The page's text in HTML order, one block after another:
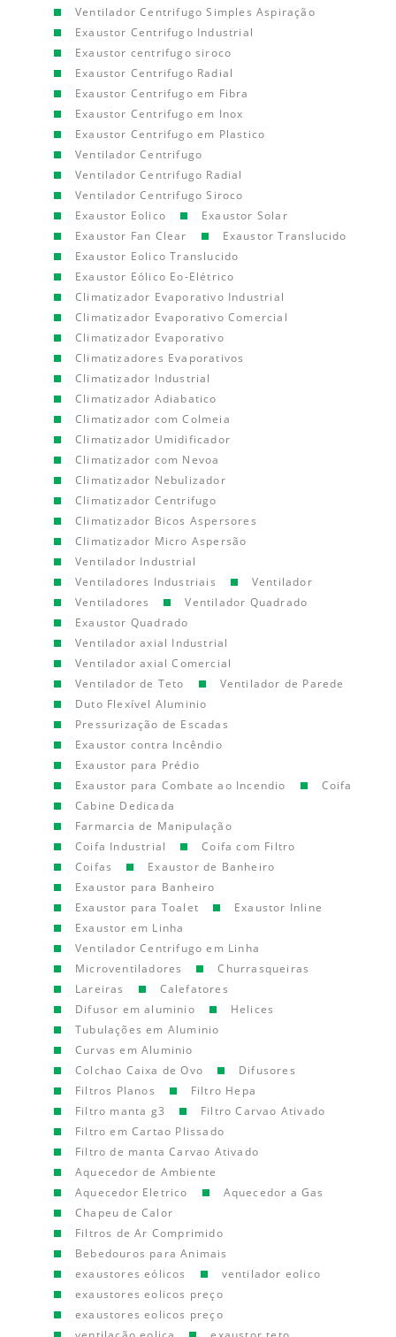
Ventilador Centrifugo Simples Aspiração
Exaustor Centrifugo Industrial
Exaustor centrifugo siroco
Exaustor Centrifugo Radial
Exaustor Centrifugo em Fibra
Exaustor Centrifugo em Inox
Exaustor Centrifugo em Plastico
Ventilador Centrifugo
Ventilador Centrifugo Radial
Ventilador Centrifugo Siroco
Exaustor Eolico
Exaustor Solar
Exaustor Fan Clear
Exaustor Translucido
Exaustor Eolico Translucido
Exaustor Eólico Eo-Elétrico
Climatizador Evaporativo Industrial
Climatizador Evaporativo Comercial
Climatizador Evaporativo
Climatizadores Evaporativos
Climatizador Industrial
Climatizador Adiabatico
Climatizador com Colmeia
Climatizador Umidificador
Climatizador com Nevoa
Climatizador Nebulizador
Climatizador Centrifugo
Climatizador Bicos Aspersores
Climatizador Micro Aspersão
Ventilador Industrial
Ventiladores Industriais
Ventilador
Ventiladores
Ventilador Quadrado
Exaustor Quadrado
Ventilador axial Industrial
Ventilador axial Comercial
Ventilador de Teto
Ventilador de Parede
Duto Flexível Aluminio
Pressurização de Escadas
Exaustor contra Incêndio
Exaustor para Prédio
Exaustor para Combate ao Incendio
Coifa
Cabine Dedicada
Farmarcia de Manipulação
Coifa Industrial
Coifa com Filtro
Coifas
Exaustor de Banheiro
Exaustor para Banheiro
Exaustor para Toalet
Exaustor Inline
Exaustor em Linha
Ventilador Centrifugo em Linha
Microventiladores
Churrasqueiras
Lareiras
Calefatores
Difusor em aluminio
Helices
Tubulações em Aluminio
Curvas em Aluminio
Colchao Caixa de Ovo
Difusores
Filtros Planos
Filtro Hepa
Filtro manta g3
Filtro Carvao Ativado
Filtro em Cartao Plissado
Filtro de manta Carvao Ativado
Aquecedor de Ambiente
Aquecedor Eletrico
Aquecedor a Gas
Chapeu de Calor
Filtros de Ar Comprimido
Bebedouros para Animais
exaustores eólicos
ventilador eolico
exaustores eolicos preço
exaustores eolicos preço